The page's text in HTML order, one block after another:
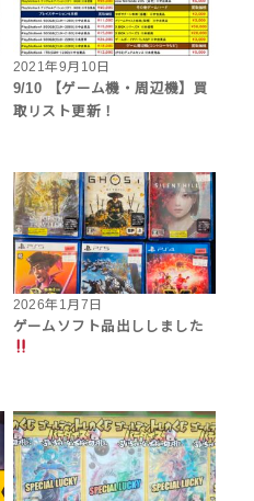
2021年9月10日
9/10 【ゲーム機・周辺機】買
取リスト更新！
2026年1月7日
ゲームソフト品出ししました